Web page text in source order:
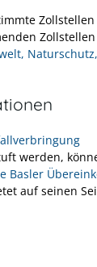
werden,
Basler
auf seinen